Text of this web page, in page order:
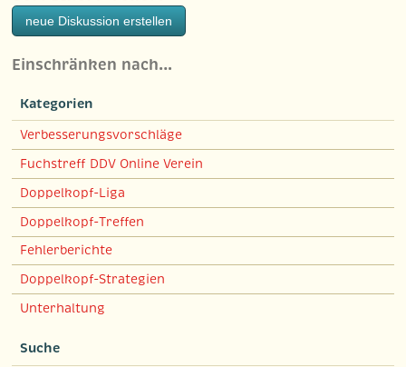
neue Diskussion erstellen
Einschränken nach…
Kategorien
Verbesserungsvorschläge
Fuchstreff DDV Online Verein
Doppelkopf-Liga
Doppelkopf-Treffen
Fehlerberichte
Doppelkopf-Strategien
Unterhaltung
Suche